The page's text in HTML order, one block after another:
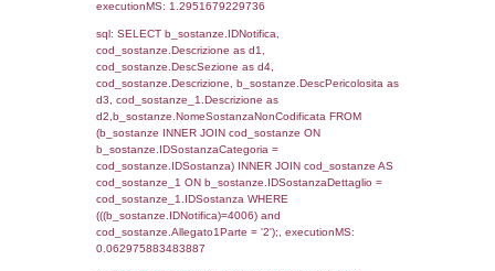
(f_territori_limitrofi.IDTipoTerritorio =
cod_territori_tipologia.IDTerritorioTP)
(((f_territori_limitrofi.IDNotifica)=4006) AND
((f_territori_limitrofi.IDTipoTerritorio)=6)),
0.070854902267456
sql: SELECT f_territori_limitrofi.Distanza,
f_territori_limitrofi.Direzione,
f_territori_limitrofi.Denominazione,
rofi.DescAltro FROM f_territori_limitrofi